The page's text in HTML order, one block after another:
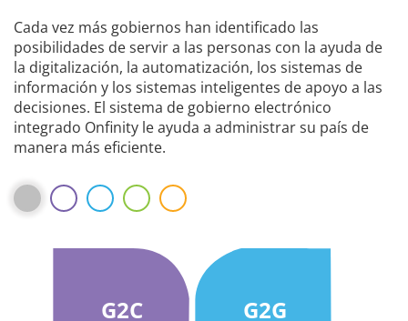
Cada vez más gobiernos han identificado las
posibilidades de servir a las personas con la ayuda de
la digitalización, la automatización, los sistemas de
información y los sistemas inteligentes de apoyo a las
decisiones. El sistema de gobierno electrónico
integrado Onfinity le ayuda a administrar su país de
manera más eficiente.
G2C G2G